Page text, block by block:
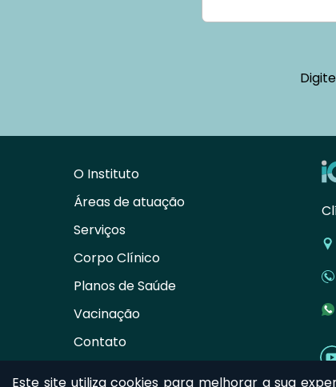
O Instituto
Áreas de atuação
Serviços
Corpo Clínico
Planos de Saúde
Vacinação
Contato
Este site utiliza cookies para melhorar a sua